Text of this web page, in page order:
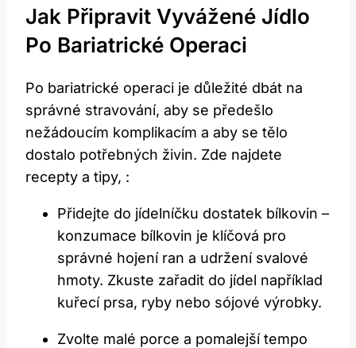
Jak Připravit Vyvážené Jídlo
Po Bariatrické Operaci
Po bariatrické operaci je důležité dbát na
správné stravování, aby ⁣se předešlo
nežádoucím ‍komplikacím a aby ⁣se tělo
dostalo ⁤potřebných ‍živin. Zde najdete
recepty a tipy, :
Přidejte⁣ do jídelníčku dostatek bílkovin –
konzumace⁣ bílkovin je‍ klíčová pro
správné hojení ran a udržení svalové
hmoty. Zkuste zařadit do jídel například
kuřecí⁤ prsa, ryby nebo sójové výrobky.
Zvolte ‌malé porce a pomalejší tempo